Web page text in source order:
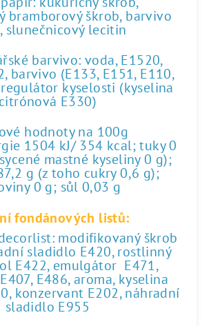
bramborový škrob, barvivo
slunečnicový lecitin
barvivo: voda, E1520,
barvivo (E133, E151, E110,
kyselosti (kyselina
citrónová E330)
hodnoty na 100g
1504 kJ/ 354 kcal; tuky 0
mastné kyseliny 0 g);
g (z toho cukry 0,6 g);
0 g; sůl 0,03 g
fondánových listů:
modifikovaný škrob
sladidlo E420, rostlinný
E422, emulgátor E471,
E486, aroma, kyselina
konzervant E202, náhradní
sladidlo E955